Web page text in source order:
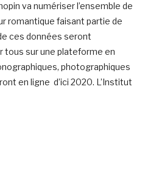
va numériser l’ensemble de
romantique faisant partie de
ces données seront
sur une plateforme en
photographiques
en ligne d’ici 2020. L’Institut